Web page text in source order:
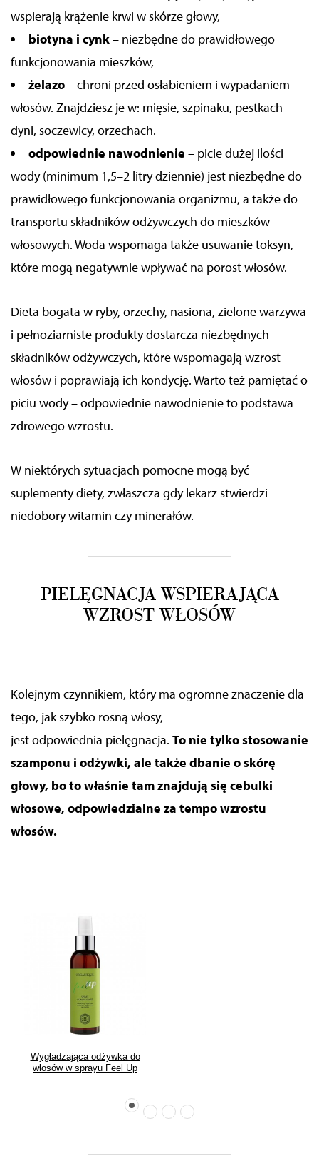
wspierają krążenie krwi w skórze głowy,
biotyna i cynk– niezbędne do prawidłowego
funkcjonowania mieszków,
żelazo– chroni przed osłabieniem i wypadaniem
włosów. Znajdziesz je w: mięsie, szpinaku, pestkach
dyni, soczewicy, orzechach.
odpowiednie nawodnienie – picie dużej ilości
wody (minimum 1,5–2 litry dziennie) jest niezbędne do
prawidłowego funkcjonowania organizmu, a także do
transportu składników odżywczych do mieszków
włosowych. Woda wspomaga także usuwanie toksyn,
które mogą negatywnie wpływać na porost włosów.
Dieta bogata w ryby, orzechy, nasiona, zielone warzywa
i pełnoziarniste produkty dostarcza niezbędnych
składników odżywczych, które wspomagają wzrost
włosów i poprawiają ich kondycję. Warto też pamiętać o
piciu wody – odpowiednie nawodnienie to podstawa
zdrowego wzrostu.
W niektórych sytuacjach pomocne mogą być
suplementy diety, zwłaszcza gdy lekarz stwierdzi
niedobory witamin czy minerałów.
PIELĘGNACJA WSPIERAJĄCA
WZROST WŁOSÓW
Kolejnym czynnikiem, który ma ogromne znaczenie dla
tego, jak szybko rosną włosy,
jest odpowiednia pielęgnacja. To nie tylko stosowanie
szamponu i odżywki, ale także dbanie o skórę
głowy, bo to właśnie tam znajdują się cebulki
włosowe, odpowiedzialne za tempo wzrostu
włosów.
Wygładzająca odżywka do
włosów w sprayu Feel Up